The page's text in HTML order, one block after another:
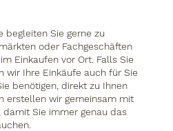
begleiten Sie gerne zu
oder Fachgeschäften
Einkaufen vor Ort. Falls Sie
wir Ihre Einkäufe auch für Sie
benötigen, direkt zu Ihnen
erstellen wir gemeinsam mit
damit Sie immer genau das